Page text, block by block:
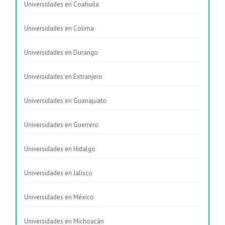
Universidades en Coahuila
Universidades en Colima
Universidades en Durango
Universidades en Extranjero
Universidades en Guanajuato
Universidades en Guerrero
Universidades en Hidalgo
Universidades en Jalisco
Universidades en México
Universidades en Michoacán